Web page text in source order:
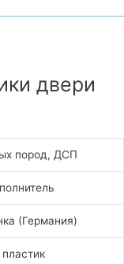
двери
пород, ДСП
(Германия)